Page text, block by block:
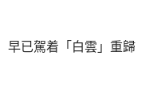
情的片面看法，使我
有豐豐富富，難以數
獅子般的威嚴烈怒的
早已駕着「白雲」重歸